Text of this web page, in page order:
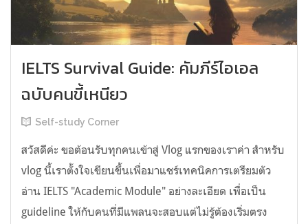
IELTS Survival Guide: คัมภีร์ไอเอล
ฉบับคนขี้เหนียว
Self-study Corner
สวัสดีค่ะ ขอต้อนรับทุกคนเข้าสู่ Vlog แรกของเราค่า สำหรับ
vlog นี้เราตั้งใจเขียนขึ้นเพื่อมาแชร์เทคนิคการเตรียมตัว
อ่าน IELTS "Academic Module" อย่างละเอียด เพื่อเป็น
guideline ให้กับคนที่มีแพลนจะสอบแต่ไม่รู้ต้องเริ่มตรง